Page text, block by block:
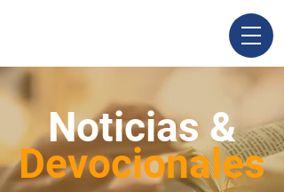
Noticias &
Devocionales